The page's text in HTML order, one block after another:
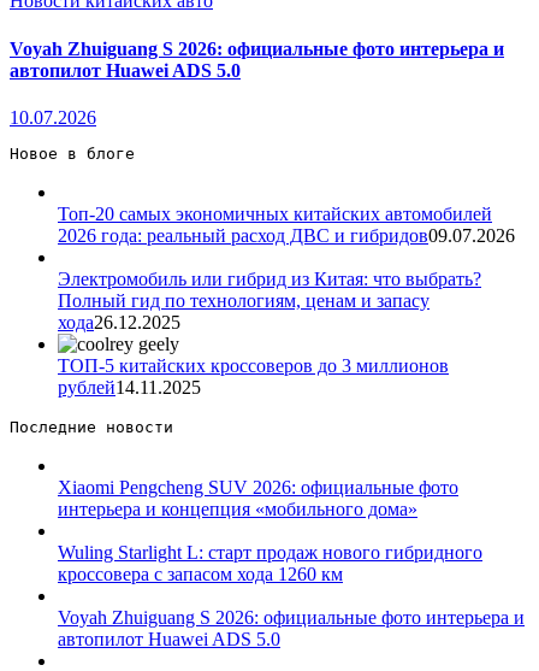
Voyah Zhuiguang S 2026: официальные фото интерьера и
автопилот Huawei ADS 5.0
10.07.2026
Новое в блоге
Топ-20 самых экономичных китайских автомобилей
2026 года: реальный расход ДВС и гибридов09.07.2026
Электромобиль или гибрид из Китая: что выбрать?
Полный гид по технологиям, ценам и запасу
хода26.12.2025
ТОП-5 китайских кроссоверов до 3 миллионов
рублей14.11.2025
Последние новости
Xiaomi Pengcheng SUV 2026: официальные фото
интерьера и концепция «мобильного дома»
Wuling Starlight L: старт продаж нового гибридного
кроссовера с запасом хода 1260 км
Voyah Zhuiguang S 2026: официальные фото интерьера и
автопилот Huawei ADS 5.0